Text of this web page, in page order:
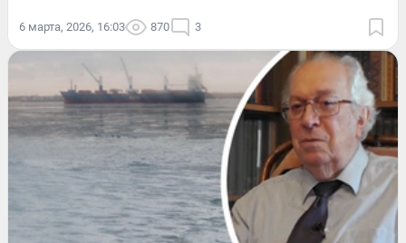
6 марта, 2026, 16:03 870 3